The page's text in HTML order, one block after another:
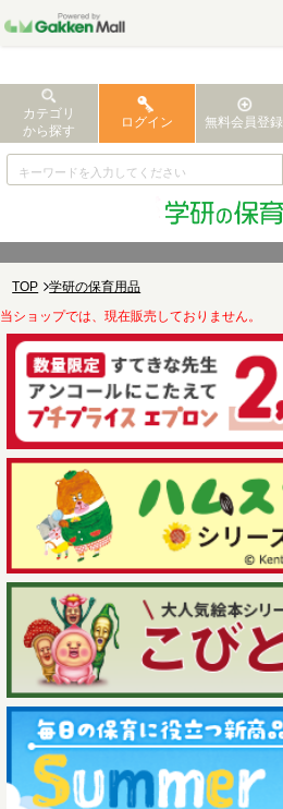
カテゴリ
から探す
ログイン 無料会員登録
TOP
学研の保育用品
当ショップでは、現在販売しておりません。